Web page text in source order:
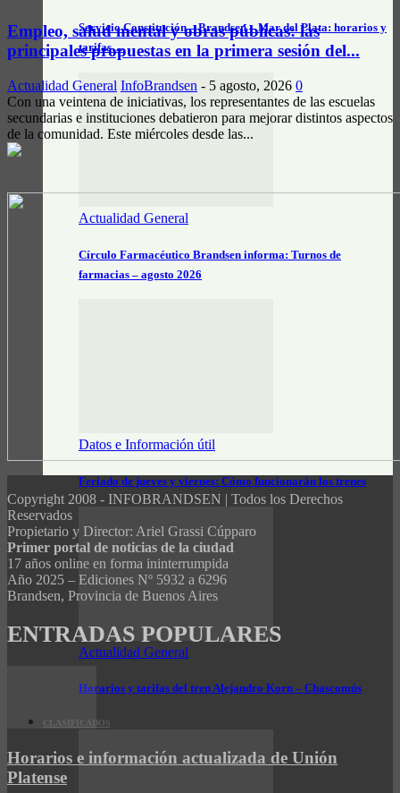
Servicio Constitución – Brandsen – Mar del Plata: horarios y
tarifas…
Actualidad General
Círculo Farmacéutico Brandsen informa: Turnos de
farmacias – agosto 2026
Datos e Información útil
Feriado de jueves y viernes: Cómo funcionarán los trenes
Actualidad General
Horarios y tarifas del tren Alejandro Korn – Chascomús
CLASIFICADOS
Empleo, salud mental y obras públicas: las
principales propuestas en la primera sesión del...
Actualidad General InfoBrandsen - 5 agosto, 2026 0
Con una veintena de iniciativas, los representantes de las escuelas
secundarias e instituciones debatieron para mejorar distintos aspectos
de la comunidad. Este miércoles desde las...
Copyright 2008 - INFOBRANDSEN | Todos los Derechos
Reservados
Propietario y Director: Ariel Grassi Cúpparo
Primer portal de noticias de la ciudad
17 años online en forma ininterrumpida
Año 2025 – Ediciones Nº 5932 a 6296
Brandsen, Provincia de Buenos Aires
ENTRADAS POPULARES
Horarios e información actualizada de Unión
Platense